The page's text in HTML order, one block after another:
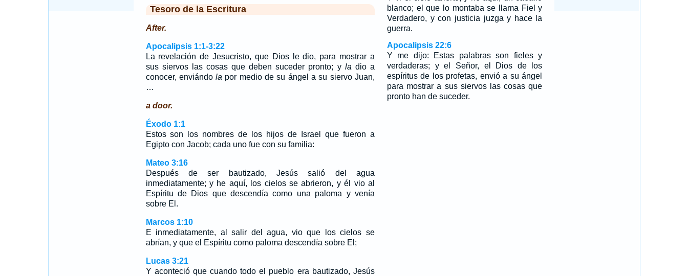
Tesoro de la Escritura
After.
Apocalipsis 1:1-3:22
La revelación de Jesucristo, que Dios le dio, para mostrar a
sus siervos las cosas que deben suceder pronto; y la dio a
conocer, enviándola por medio de su ángel a su siervo Juan,
…
a door.
Éxodo 1:1
Estos son los nombres de los hijos de Israel que fueron a
Egipto con Jacob; cada uno fue con su familia:
Mateo 3:16
Después de ser bautizado, Jesús salió del agua
inmediatamente; y he aquí, los cielos se abrieron, y él vio al
Espíritu de Dios que descendía como una paloma y venía
sobre El.
Marcos 1:10
E inmediatamente, al salir del agua, vio que los cielos se
abrían, y que el Espíritu como paloma descendía sobre El;
Lucas 3:21
Y aconteció que cuando todo el pueblo era bautizado, Jesús
blanco; el que lo montaba se llama Fiel y
Verdadero, y con justicia juzga y hace la
guerra.
Apocalipsis 22:6
Y me dijo: Estas palabras son fieles y
verdaderas; y el Señor, el Dios de los
espíritus de los profetas, envió a su ángel
para mostrar a sus siervos las cosas que
pronto han de suceder.